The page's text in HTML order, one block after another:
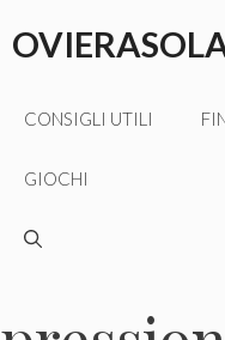
al
CONSIGLI UTILI
GIOCHI